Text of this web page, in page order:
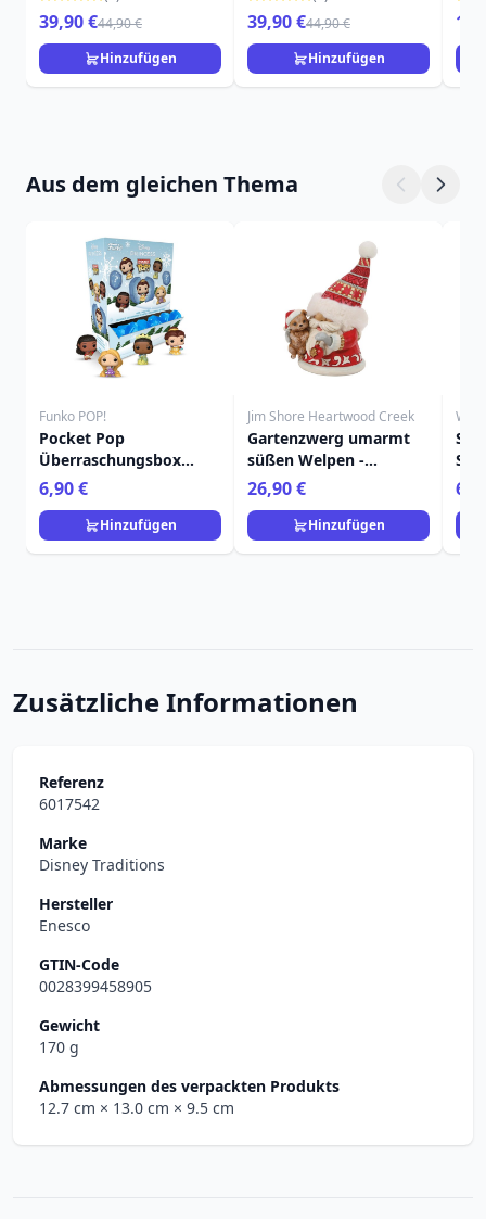
TRADITIONS
39,90 €44,90 €
Hinzufügen
39,90 €44,90 €
Hinzufügen
Aus dem gleichen Thema
Funko POP!
Pocket Pop
Überraschungsbox
Prinzessinnenurlaub -
Disney
6,90 €
Hinzufügen
Jim Shore Heartwood Creek
Gartenzwerg umarmt
süßen Welpen -
HEARTWOOD CREEK
26,90 €
Hinzufügen
Zusätzliche Informationen
Referenz
6017542
Marke
Disney Traditions
Hersteller
Enesco
GTIN-Code
0028399458905
Gewicht
170 g
Abmessungen des verpackten Produkts
12.7 cm × 13.0 cm × 9.5 cm